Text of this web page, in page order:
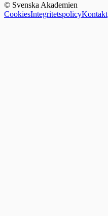
© Svenska Akademien
CookiesIntegritetspolicyKontakt